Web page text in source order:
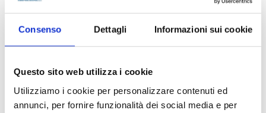
Consenso Dettagli Informazioni sui cookie
Questo sito web utilizza i cookie
Utilizziamo i cookie per personalizzare contenuti ed
annunci, per fornire funzionalità dei social media e per
Descrição